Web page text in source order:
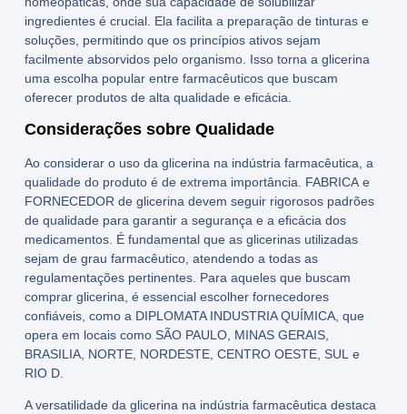
ingredientes é crucial. Ela facilita a preparação de tinturas e
soluções, permitindo que os princípios ativos sejam
facilmente absorvidos pelo organismo. Isso torna a glicerina
uma escolha popular entre farmacêuticos que buscam
oferecer produtos de alta qualidade e eficácia.
Considerações sobre Qualidade
Ao considerar o uso da glicerina na indústria farmacêutica, a
qualidade do produto é de extrema importância. FABRICAe
FORNECEDOR de glicerina devem seguir rigorosos padrões
de qualidade para garantir a segurança e a eficácia dos
medicamentos. É fundamental que as glicerinasutilizadas
sejam de grau farmacêutico, atendendo a todas as
regulamentações pertinentes. Para aqueles que buscam
comprar glicerina , é essencial escolher fornecedores
confiáveis, como a DIPLOMATA INDUSTRIA QUÍMICA, que
opera em locais como SÃO PAULO, MINAS GERAIS,
BRASILIA, NORTE, NORDESTE, CENTRO OESTE, SUL e
RIO D.
A versatilidade da glicerinana indústria farmacêutica destaca